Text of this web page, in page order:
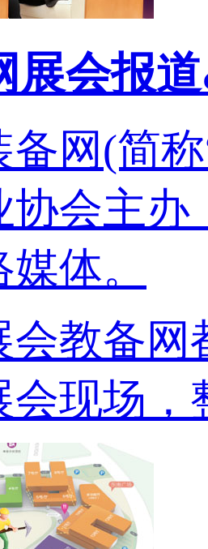
展会报
网(简
协会主办
体。
会教备网
会现场，